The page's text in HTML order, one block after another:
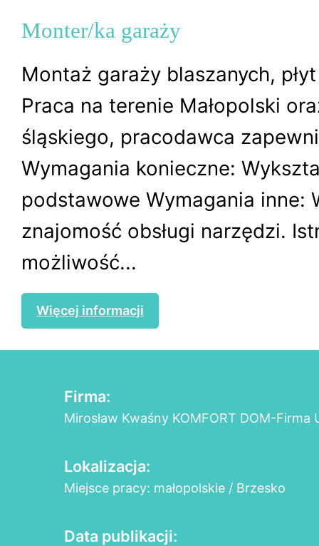
Monter/ka garaży
Montaż garaży blaszanych,
Praca na terenie Małopolski
śląskiego, pracodawca
Wymagania konieczne:
podstawowe Wymagania inne:
znajomość obsługi narzędzi.
możliwość...
Więcej informacji
Firma:
Mirosław Kwaśny KOMFORT DOM-Firma
Lokalizacja:
Miejsce pracy: małopolskie / Brzesko
Data publikacji: